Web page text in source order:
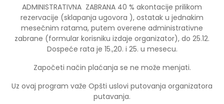
ADMINISTRATIVNA ZABRANA 40 % akontacije prilikom
rezervacije (sklapanja ugovora ), ostatak u jednakim
mesečnim ratama, putem overene administrativne
zabrane (formular korisniku izdaje organizator), do 25.12.
Dospeće rata je 15.,20. i 25. u mesecu.
Započeti način plaćanja se ne može menjati.
Uz ovaj program važe Opšti uslovi putovanja organizatora
putavanja.